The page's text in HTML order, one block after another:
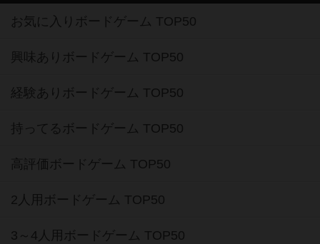
お気に入りボードゲーム TOP50
興味ありボードゲーム TOP50
経験ありボードゲーム TOP50
持ってるボードゲーム TOP50
高評価ボードゲーム TOP50
2人用ボードゲーム TOP50
3～4人用ボードゲーム TOP50